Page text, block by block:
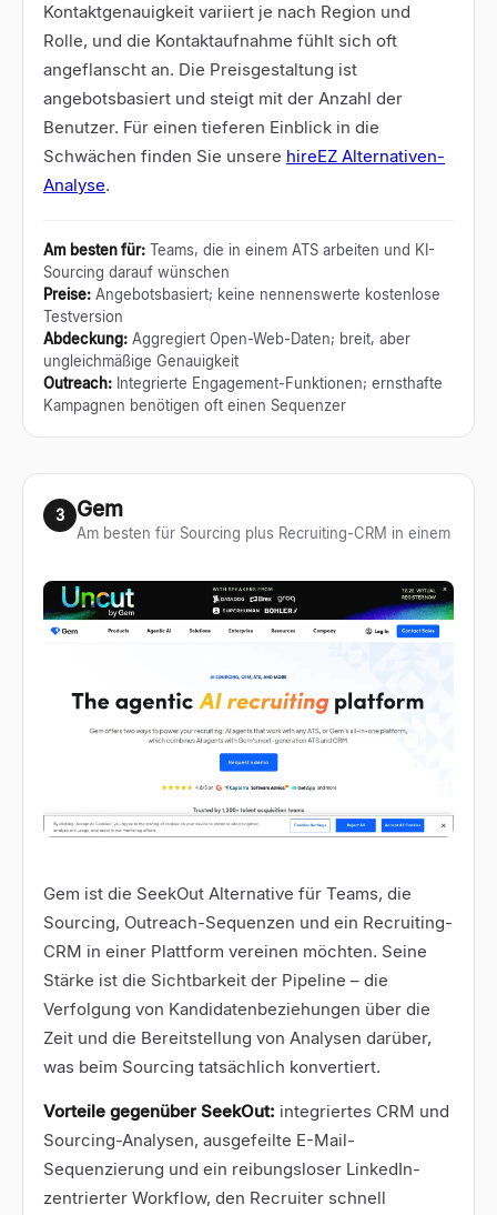
Kontaktgenauigkeit variiert je nach Region und
Rolle, und die Kontaktaufnahme fühlt sich oft
angeflanscht an. Die Preisgestaltung ist
angebotsbasiert und steigt mit der Anzahl der
Benutzer. Für einen tieferen Einblick in die
Schwächen finden Sie unsere hireEZ Alternativen-
Analyse.
Am besten für: Teams, die in einem ATS arbeiten und KI-
Sourcing darauf wünschen
Preise: Angebotsbasiert; keine nennenswerte kostenlose
Testversion
Abdeckung: Aggregiert Open-Web-Daten; breit, aber
ungleichmäßige Genauigkeit
Outreach: Integrierte Engagement-Funktionen; ernsthafte
Kampagnen benötigen oft einen Sequenzer
3 Gem
Am besten für Sourcing plus Recruiting-CRM in einem
Gem ist die SeekOut Alternative für Teams, die
Sourcing, Outreach-Sequenzen und ein Recruiting-
CRM in einer Plattform vereinen möchten. Seine
Stärke ist die Sichtbarkeit der Pipeline – die
Verfolgung von Kandidatenbeziehungen über die
Zeit und die Bereitstellung von Analysen darüber,
was beim Sourcing tatsächlich konvertiert.
Vorteile gegenüber SeekOut: integriertes CRM und
Sourcing-Analysen, ausgefeilte E-Mail-
Sequenzierung und ein reibungsloser LinkedIn-
zentrierter Workflow, den Recruiter schnell